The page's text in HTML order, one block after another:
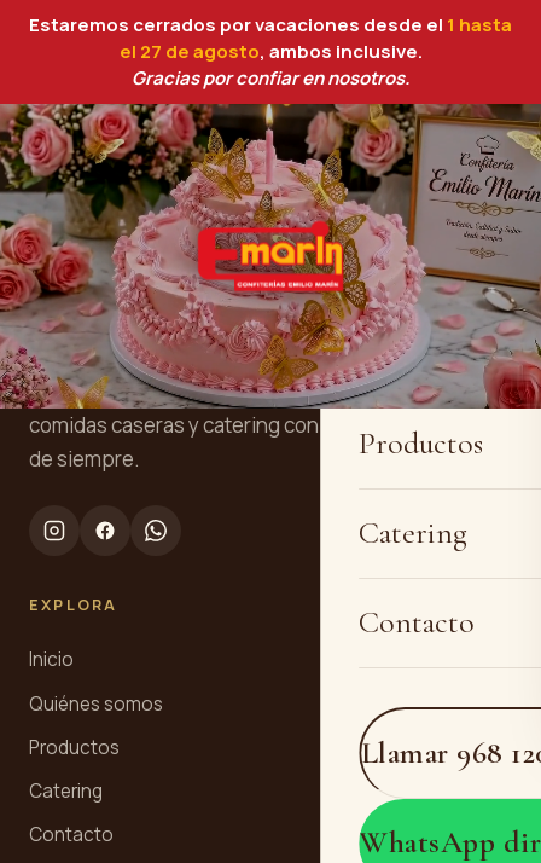
Estaremos cerrados por vacaciones desde el 1 hasta
el 27 de agosto, ambos inclusive.
Gracias por confiar en nosotros.
Inicio
Quiénes somos
Productos
Catering
Contacto
Llamar 968
WhatsApp
Confitería y panadería artesanal en
Cartagena. Tres generaciones
elaborando tartas personalizadas, pan,
comidas caseras y catering con la receta
de siempre.
EXPLORA
Inicio
Quiénes somos
Productos
Catering
Contacto